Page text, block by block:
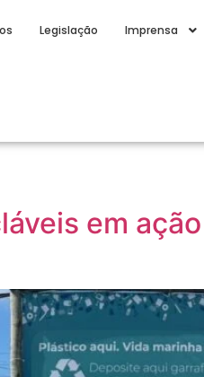
Legislação Imprensa
em